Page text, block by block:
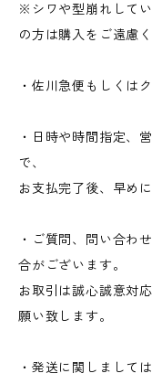
※シワや型崩れして
の方は購入をご遠慮く
・佐川急便もしくは
・日時や時間指定、
で、
お支払完了後、早め
・ご質問、問い合わ
合がございます。
お取引は誠心誠意対
願い致します。
・発送に関しまして